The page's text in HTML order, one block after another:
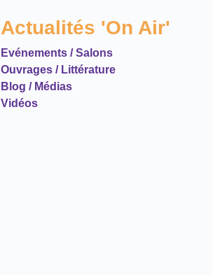
Actualités 'On Air'
Evénements / Salons
Ouvrages / Littérature
Blog / Médias
Vidéos